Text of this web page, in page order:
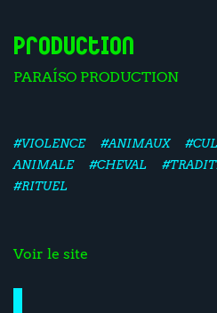
Production
PARAÍSO PRODUCTION
#VIOLENCE #ANIMAUX
ANIMALE
#CHEVAL
#RITUEL
Voir le site